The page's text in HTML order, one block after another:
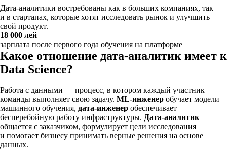
Дата-аналитики востребованы как в больших компаниях, так
и в стартапах, которые хотят исследовать рынок и улучшить
свой продукт.
18 000 лей
зарплата после первого года обучения на платформе
Какое отношение дата-аналитик имеет к
Data Science?
Работа с данными — процесс, в котором каждый участник
команды выполняет свою задачу. ML-инженер обучает модели
машинного обучения, дата-инженер обеспечивает
бесперебойную работу инфраструктуры. Дата-аналитик
общается с заказчиком, формулирует цели исследования
и помогает бизнесу принимать верные решения на основе
данных.